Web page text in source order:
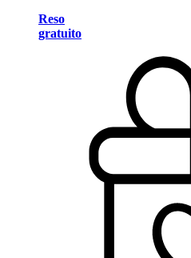
Reso
gratuito